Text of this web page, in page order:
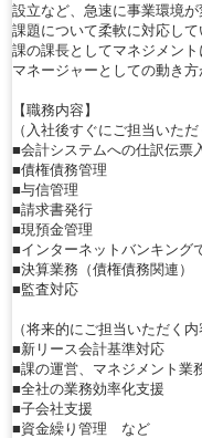
設立など、急速に事業環境
課題について柔軟に対応し
課の課長としてマネジメン
マネージャーとしての動き
【職務内容】
（入社後すぐにご担当いただ
■会計システムへの仕訳伝票
■債権債務管理
■与信管理
■請求書発行
■現預金管理
■インターネットバンキング
■決算業務（債権債務関連）
■監査対応
（将来的にご担当いただく内
■新リース会計基準対応
■課の運営、マネジメント業
■全社の業務効率化支援
■子会社支援
■資金繰り管理 など